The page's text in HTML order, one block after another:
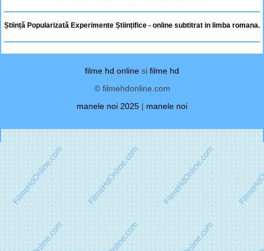
Știință Popularizată Experimente Științifice - online subtitrat in limba romana.
filme hd online si filme hd
© filmehdonline.com
manele noi 2025 | manele noi